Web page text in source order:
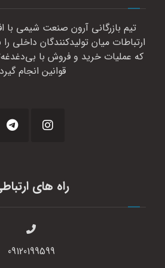
تیم بازرگانی آرون صنعت شیمی با
ارتباطات میان تولیدکنندگان داخلی
که عملیات خرید و فروش با
قوانین انجام
راه های
09120199599